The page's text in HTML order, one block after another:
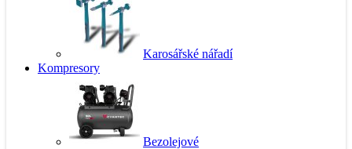
Karosářské nářadí
Kompresory
Bezolejové